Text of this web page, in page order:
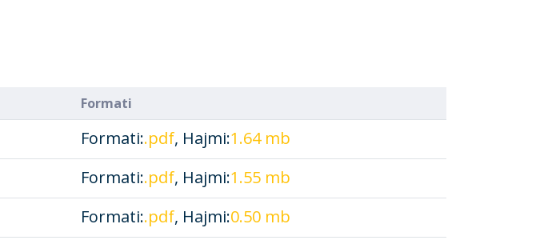
Formati
Formati:.pdf, Hajmi:1.64 mb
Formati:.pdf, Hajmi:1.55 mb
Formati:.pdf, Hajmi:0.50 mb